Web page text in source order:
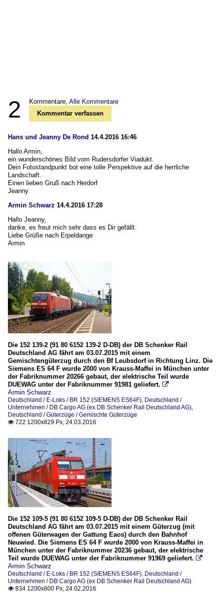
2 Kommentare, Alle Kommentare
Kommentar verfassen
Hans und Jeanny De Rond 14.4.2016 16:46
Hallo Armin,
ein wunderschönes Bild vom Rudersdorfer Viadukt.
Dein Fotostandpunkt bot eine tolle Perspektive auf die herrliche
Landschaft.
Einen lieben Gruß nach Herdorf
Jeanny
Armin Schwarz 14.4.2016 17:28
Hallo Jeanny,
danke, es freut mich sehr dass es Dir gefällt.
Liebe Grüße nach Erpeldange
Armin
Die 152 139-2 (91 80 6152 139-2 D-DB) der DB Schenker Rail
Deutschland AG fährt am 03.07.2015 mit einem
Gemischtengüterzug durch den Bf Leubsdorf in Richtung Linz. Die
Siemens ES 64 F wurde 2000 von Krauss-Maffei in München unter
der Fabriknummer 20266 gebaut, der elektrische Teil wurde
DUEWAG unter der Fabriknummer 91981 geliefert. 
Armin Schwarz
Deutschland / E-Loks / BR 152 (SIEMENS ES64F), Deutschland /
Unternehmen / DB Cargo AG (ex DB Schenker Rail Deutschland AG),
Deutschland / Güterzüge / Gemischte Güterzüge
 722 1200x829 Px, 24.03.2016
Die 152 109-5 (91 80 6152 109-5 D-DB) der DB Schenker Rail
Deutschland AG fährt am 03.07.2015 mit einem Güterzug (mit
offenen Güterwagen der Gattung Eaos) durch den Bahnhof
Neuwied. Die Siemens ES 64 F wurde 2000 von Krauss-Maffei in
München unter der Fabriknummer 20236 gebaut, der elektrische
Teil wurde DUEWAG unter der Fabriknummer 91969 geliefert. 
Armin Schwarz
Deutschland / E-Loks / BR 152 (SIEMENS ES64F), Deutschland /
Unternehmen / DB Cargo AG (ex DB Schenker Rail Deutschland AG)
 834 1200x800 Px, 24.02.2016